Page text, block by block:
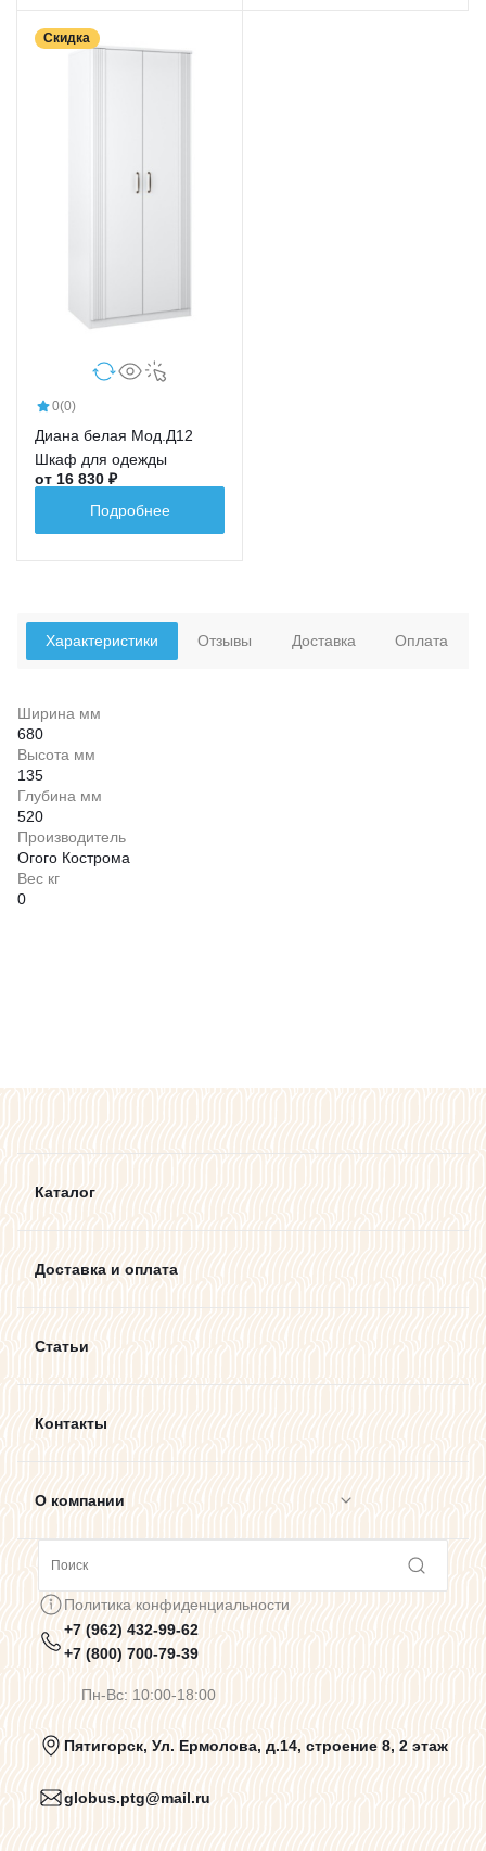
Скидка
0(0)
Диана белая Мод.Д12
Шкаф для одежды
от 16 830 ₽
Подробнее
Характеристики
Ширина мм
680
Высота мм
135
Глубина мм
520
Производитель
Огого Кострома
Вес кг
0
Отзывы Доставка Оплата
Каталог
Доставка и оплата
Статьи
Контакты
О компании
Предупреждения о цветопередаче
Политика конфиденциальности
Пользовательское соглашение
Политика конфиденциальности
+7 (962) 432-99-62
+7 (800) 700-79-39
Пн-Вс: 10:00-18:00
Пятигорск, Ул. Ермолова, д.14, строение 8, 2 этаж
globus.ptg@mail.ru